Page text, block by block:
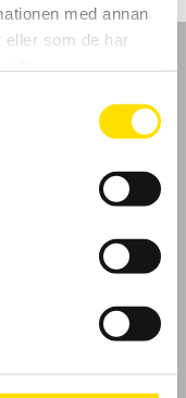
med annan
eller som de har